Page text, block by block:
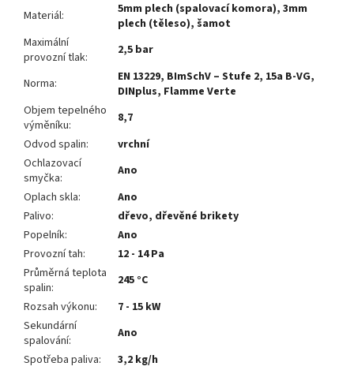
Materiál:
5mm plech (spalovací komora), 3mm
plech (těleso), šamot
Maximální
provozní tlak: 2,5 bar
Norma:
EN 13229, BImSchV – Stufe 2, 15a B-VG,
DINplus, Flamme Verte
Objem tepelného
výměníku:
8,7
Odvod spalin:
vrchní
Ochlazovací
smyčka:
Ano
Oplach skla:
Ano
Palivo:
dřevo, dřevěné brikety
Popelník:
Ano
Provozní tah:
12 - 14 Pa
Průměrná teplota
spalin:
245 °C
Rozsah výkonu:
7 - 15 kW
Sekundární
spalování:
Ano
Spotřeba paliva:
3,2 kg/h